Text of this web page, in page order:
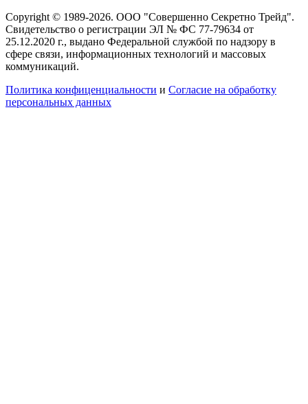
Copyright © 1989-2026. ООО "Совершенно Секретно Трейд".
Свидетельство о регистрации ЭЛ № ФС 77-79634 от
25.12.2020 г., выдано Федеральной службой по надзору в
сфере связи, информационных технологий и массовых
коммуникаций.
Политика конфиценциальности и Согласие на обработку
персональных данных